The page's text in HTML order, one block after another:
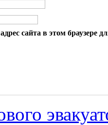
сайта в этом браузере